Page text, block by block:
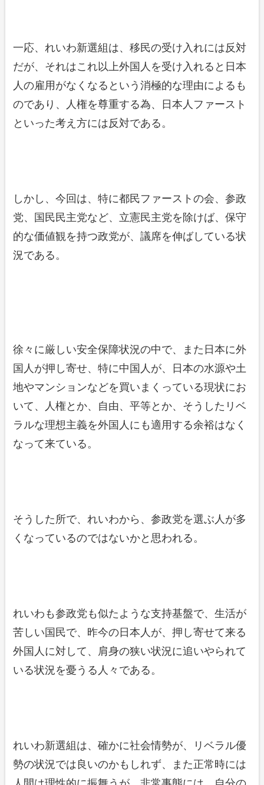
一応、れいわ新選組は、移民の受け入れには反対
だが、それはこれ以上外国人を受け入れると日本
人の雇用がなくなるという消極的な理由によるも
のであり、人権を尊重する為、日本人ファースト
といった考え方には反対である。
しかし、今回は、特に都民ファーストの会、参政
党、国民民主党など、立憲民主党を除けば、保守
的な価値観を持つ政党が、議席を伸ばしている状
況である。
徐々に厳しい安全保障状況の中で、また日本に外
国人が押し寄せ、特に中国人が、日本の水源や土
地やマンションなどを買いまくっている現状にお
いて、人権とか、自由、平等とか、そうしたリベ
ラルな理想主義を外国人にも適用する余裕はなく
なって来ている。
そうした所で、れいわから、参政党を選ぶ人が多
くなっているのではないかと思われる。
れいわも参政党も似たような支持基盤で、生活が
苦しい国民で、昨今の日本人が、押し寄せて来る
外国人に対して、肩身の狭い状況に追いやられて
いる状況を憂うる人々である。
れいわ新選組は、確かに社会情勢が、リベラル優
勢の状況では良いのかもしれず、また正常時には